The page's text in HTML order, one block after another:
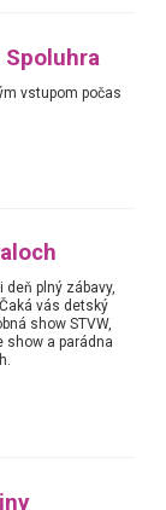
vstupom počas
plný zábavy,
vás detský
show STVW,
show a parádna